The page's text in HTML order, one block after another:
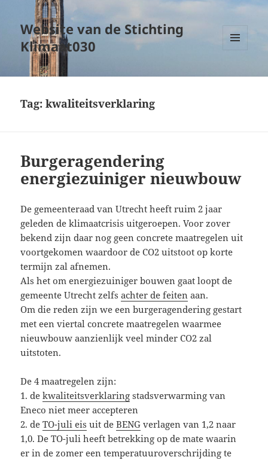
Website van de Stichting
Klimaat030
WIDGETS
Tag:kwaliteitsverklaring
Burgeragendering
energiezuiniger nieuwbouw
De gemeenteraad van Utrecht heeft ruim 2 jaar
geleden de klimaatcrisis uitgeroepen. Voor zover
bekend zijn daar nog geen concrete maatregelen uit
voortgekomen waardoor de CO2 uitstoot op korte
termijn zal afnemen.
Als het om energiezuiniger bouwen gaat loopt de
gemeente Utrecht zelfsachter de feiten aan.
Om die reden zijn we een burgeragendering gestart
met een viertal concrete maatregelen waarmee
nieuwbouw aanzienlijk veel minder CO2 zal
uitstoten.
De 4 maatregelen zijn:
1. dekwaliteitsverklaring stadsverwarming van
Eneco niet meer accepteren
2. deTO-juli eis uit deBENG verlagen van 1,2 naar
1,0. De TO-juli heeft betrekking op de mate waarin
er in de zomer een temperatuuroverschrijding te